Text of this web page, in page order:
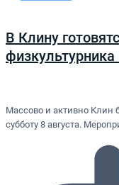
В Клину
физкультурника
Массово и активно Клин
субботу 8 августа.